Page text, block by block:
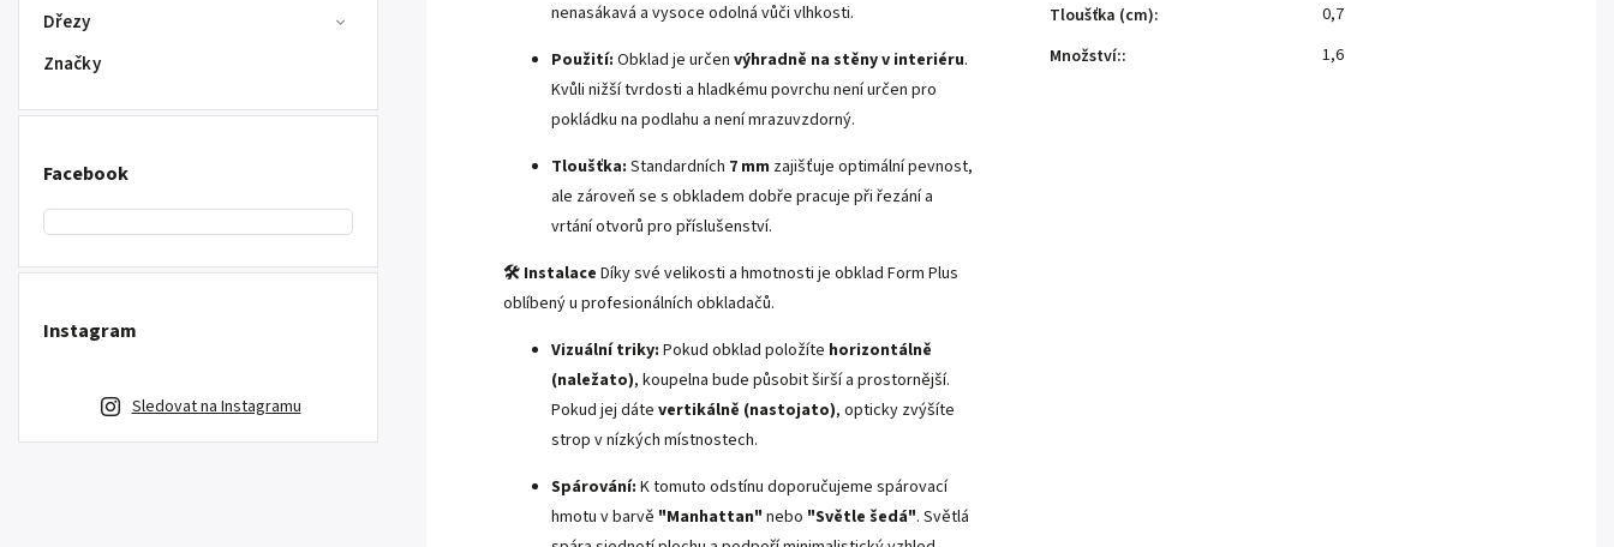
Dřezy
Značky
Facebook
Instagram
Sledovat na Instagramu
nenasákavá a vysoce odolná vůči vlhkosti.
Použití: Obklad je určen výhradně na stěny v interiéru.
Kvůli nižší tvrdosti a hladkému povrchu není určen pro
pokládku na podlahu a není mrazuvzdorný.
Tloušťka: Standardních 7 mm zajišťuje optimální pevnost,
ale zároveň se s obkladem dobře pracuje při řezání a
vrtání otvorů pro příslušenství.
🛠️ Instalace Díky své velikosti a hmotnosti je obklad Form Plus
oblíbený u profesionálních obkladačů.
Vizuální triky: Pokud obklad položíte horizontálně
(naležato), koupelna bude působit širší a prostornější.
Pokud jej dáte vertikálně (nastojato), opticky zvýšíte
strop v nízkých místnostech.
Spárování: K tomuto odstínu doporučujeme spárovací
hmotu v barvě "Manhattan" nebo "Světle šedá". Světlá
Tloušťka (cm):
0,7
Množství:: 1,6